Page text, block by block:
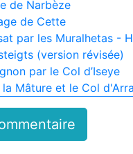
de Narbèze
de Cette
par les Muralhetas -
(version révisée)
par le Col d’Iseye
la Mâture et le Col